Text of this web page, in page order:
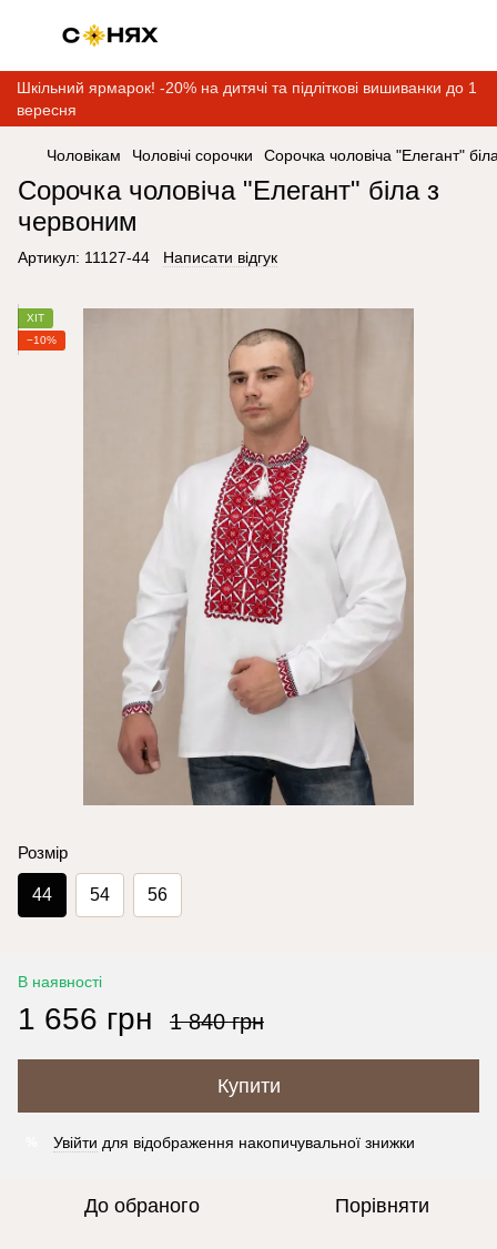
Шкільний ярмарок! -20% на дитячі та підліткові вишиванки до 1
вересня
Чоловікам Чоловічі сорочки Сорочка чоловіча "Елегант"
Сорочка чоловіча "Елегант" біла з
червоним
Артикул: 11127-44 Написати відгук
ХІТ
−10%
Розмір
44 54 56
В наявності
1 656 грн 1 840 грн
Купити
Увійти для відображення накопичувальної знижки
До обраного Порівняти